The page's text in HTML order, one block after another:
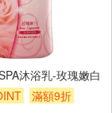
沐浴乳-玫瑰嫩白
滿額9折